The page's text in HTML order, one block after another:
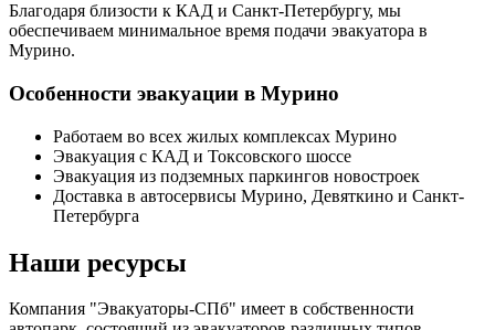
Благодаря близости к КАД и Санкт-Петербургу, мы
обеспечиваем минимальное время подачи эвакуатора в
Мурино.
Особенности эвакуации в Мурино
Работаем во всех жилых комплексах Мурино
Эвакуация с КАД и Токсовского шоссе
Эвакуация из подземных паркингов новостроек
Доставка в автосервисы Мурино, Девяткино и Санкт-
Петербурга
Наши ресурсы
Компания "Эвакуаторы-СПб" имеет в собственности